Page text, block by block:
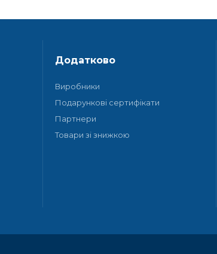
Додатково
Виробники
Подарункові сертифікати
Партнери
Товари зі знижкою